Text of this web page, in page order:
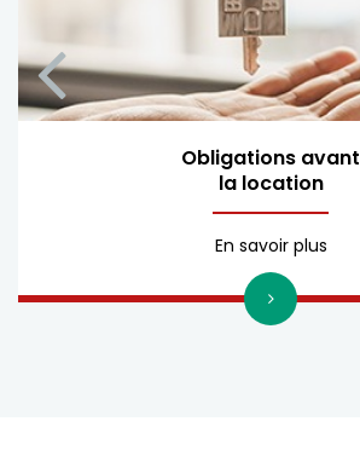
Obligations avant
la location
En savoir plus